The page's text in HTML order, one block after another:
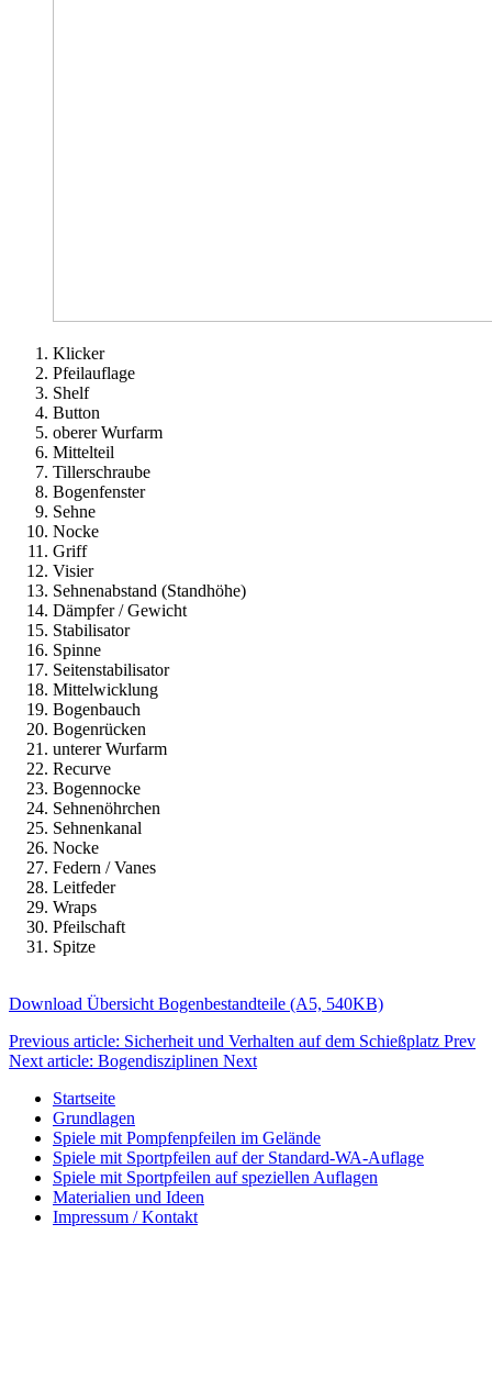
Klicker
Pfeilauflage
Shelf
Button
oberer Wurfarm
Mittelteil
Tillerschraube
Bogenfenster
Sehne
Nocke
Griff
Visier
Sehnenabstand (Standhöhe)
Dämpfer / Gewicht
Stabilisator
Spinne
Seitenstabilisator
Mittelwicklung
Bogenbauch
Bogenrücken
unterer Wurfarm
Recurve
Bogennocke
Sehnenöhrchen
Sehnenkanal
Nocke
Federn / Vanes
Leitfeder
Wraps
Pfeilschaft
Spitze
Download Übersicht Bogenbestandteile (A5, 540KB)
Previous article: Sicherheit und Verhalten auf dem Schießplatz Prev
Next article: Bogendisziplinen Next
Startseite
Grundlagen
Spiele mit Pompfenpfeilen im Gelände
Spiele mit Sportpfeilen auf der Standard-WA-Auflage
Spiele mit Sportpfeilen auf speziellen Auflagen
Materialien und Ideen
Impressum / Kontakt